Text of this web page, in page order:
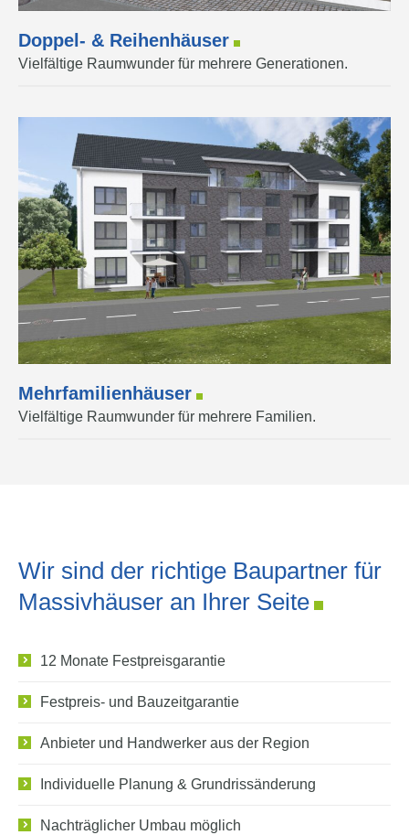
Doppel- & Reihenhäuser
Vielfältige Raumwunder für mehrere Generationen.
Mehrfamilienhäuser
Vielfältige Raumwunder für mehrere Familien.
Wir sind der richtige Baupartner für
Massivhäuser an Ihrer Seite
12 Monate Festpreisgarantie
Festpreis- und Bauzeitgarantie
Anbieter und Handwerker aus der Region
Individuelle Planung & Grundrissänderung
Nachträglicher Umbau möglich